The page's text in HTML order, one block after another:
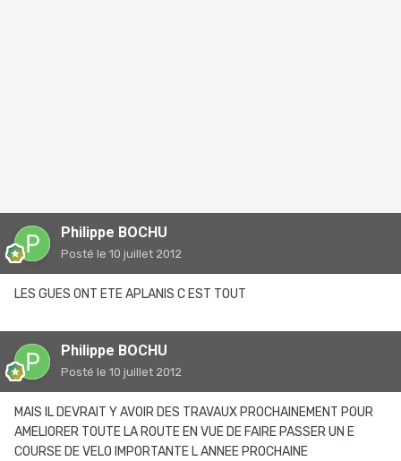
Philippe BOCHU
Posté le 10 juillet 2012
LES GUES ONT ETE APLANIS C EST TOUT
Philippe BOCHU
Posté le 10 juillet 2012
MAIS IL DEVRAIT Y AVOIR DES TRAVAUX PROCHAINEMENT POUR
AMELIORER TOUTE LA ROUTE EN VUE DE FAIRE PASSER UN E
COURSE DE VELO IMPORTANTE L ANNEE PROCHAINE